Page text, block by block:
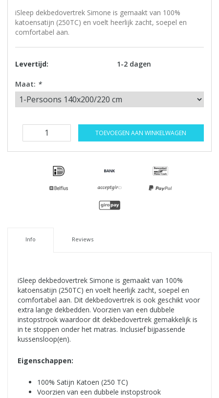
iSleep dekbedovertrek Simone is gemaakt van 100%
katoensatijn (250TC) en voelt heerlijk zacht, soepel en
comfortabel aan.
Levertijd: 1-2 dagen
Maat: *
TOEVOEGEN AAN WINKELWAGEN
Info Reviews
iSleep dekbedovertrek Simone is gemaakt van 100%
katoensatijn (250TC) en voelt heerlijk zacht, soepel en
comfortabel aan. Dit dekbedovertrek is ook geschikt voor
extra lange dekbedden. Voorzien van een dubbele
instopstrook waardoor dit dekbedovertrek gemakkelijk is
in te stoppen onder het matras. Inclusief bijpassende
kussensloop(en).
Eigenschappen:
100% Satijn Katoen (250 TC)
Voorzien van een dubbele instopstrook